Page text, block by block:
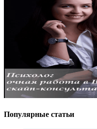
Популярные статьи